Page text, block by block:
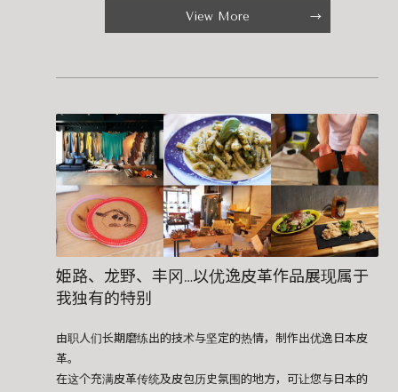
View More
姫路、龙野、丰冈…以优逸皮革作品展现属于
我独有的特别
由职人们长期磨练出的技术与坚定的热情，制作出优逸日本皮
革。
在这个充满皮革传统及皮包历史氛围的地方，可让您与日本的